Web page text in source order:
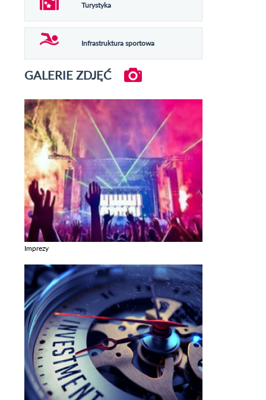
Turystyka
Infrastruktura sportowa
GALERIE ZDJĘĆ
Imprezy